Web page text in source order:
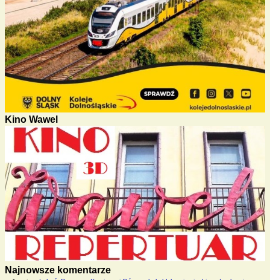
Kino Wawel
Najnowsze komentarze